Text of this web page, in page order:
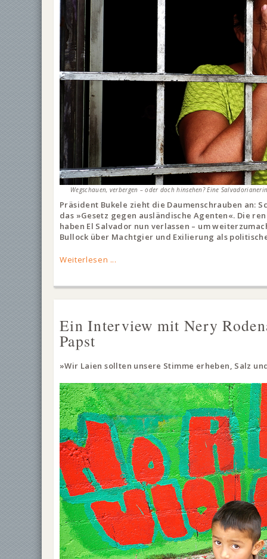
Wegschauen, verbergen – oder doch hinsehen? Eine
Präsident Bukele zieht die Daumenschrauben an:
das »Gesetz gegen ausländische Agenten«. Die
haben El Salvador nun verlassen – um
Bullock über Machtgier und Exilierung als
Weiterlesen ...
Ein Interview mit Nery
Papst
»Wir Laien sollten unsere Stimme erheben, Salz